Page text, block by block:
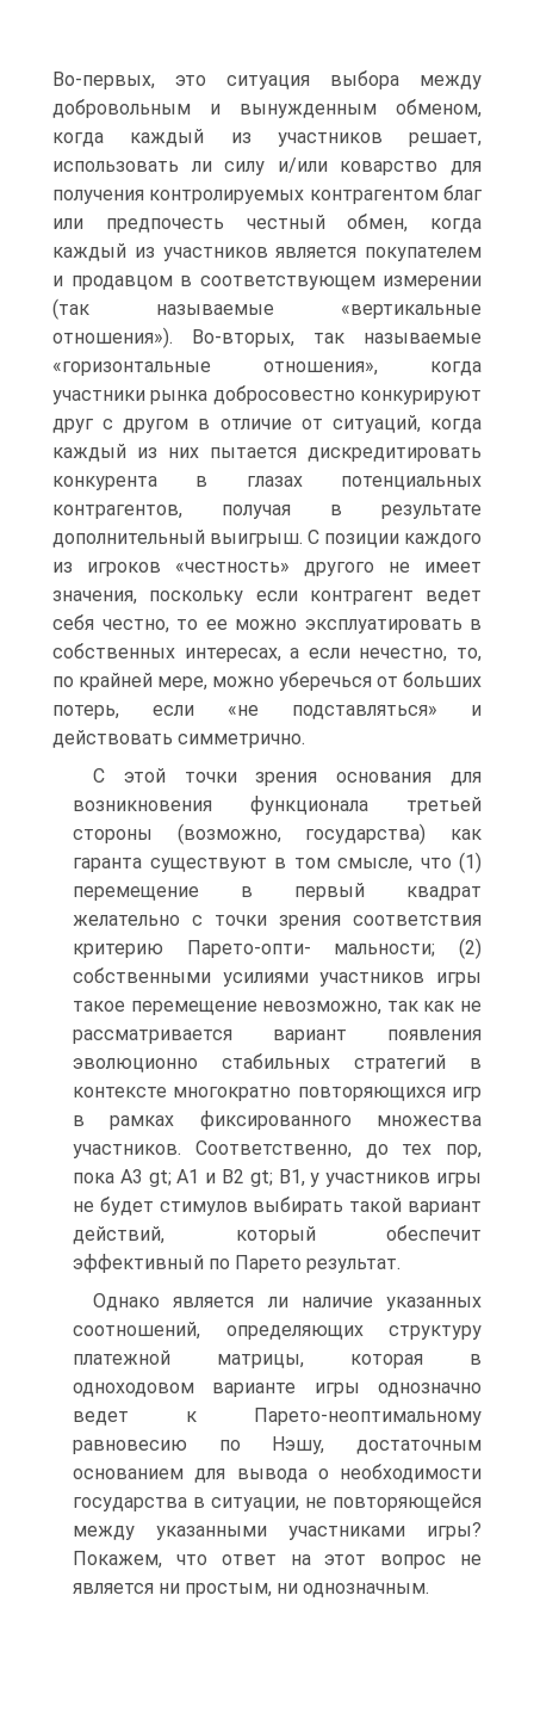
Во-первых, это ситуация выбора между
добровольным и вынужденным обменом,
когда каждый из участников решает,
использовать ли силу и/или коварство для
получения контролируемых контрагентом благ
или предпочесть честный обмен, когда
каждый из участников является покупателем
и продавцом в соответствующем измерении
(так называемые «вертикальные
отношения»). Во-вторых, так называемые
«горизонтальные отношения», когда
участники рынка добросовестно конкурируют
друг с другом в отличие от ситуаций, когда
каждый из них пытается дискредитировать
конкурента в глазах потенциальных
контрагентов, получая в результате
дополнительный выигрыш. С позиции каждого
из игроков «честность» другого не имеет
значения, поскольку если контрагент ведет
себя честно, то ее можно эксплуатировать в
собственных интересах, а если нечестно, то,
по крайней мере, можно уберечься от больших
потерь, если «не подставляться» и
действовать симметрично.
С этой точки зрения основания для
возникновения функционала третьей
стороны (возможно, государства) как
гаранта существуют в том смысле, что (1)
перемещение в первый квадрат
желательно с точки зрения соответствия
критерию Парето-опти- мальности; (2)
собственными усилиями участников игры
такое перемещение невозможно, так как не
рассматривается вариант появления
эволюционно стабильных стратегий в
контексте многократно повторяющихся игр
в рамках фиксированного множества
участников. Соответственно, до тех пор,
пока A3 gt; A1 и B2 gt; B1, у участников игры
не будет стимулов выбирать такой вариант
действий, который обеспечит
эффективный по Парето результат.
Однако является ли наличие указанных
соотношений, определяющих структуру
платежной матрицы, которая в
одноходовом варианте игры однозначно
ведет к Парето-неоптимальному
равновесию по Нэшу, достаточным
основанием для вывода о необходимости
государства в ситуации, не повторяющейся
между указанными участниками игры?
Покажем, что ответ на этот вопрос не
является ни простым, ни однозначным.